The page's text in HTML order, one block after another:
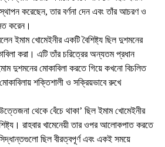
করেছেন, তার বর্ণনা দেন এবং তাঁর আচরণ ও
করেন।
ইমাম খোমেইনীর একটি বৈশিষ্ট্য ছিল দুশমনের
করা। এটি তাঁর চরিত্রের অন্যতম প্রধান
দুশমনের মোকাবিলা করতে গিয়ে কখনো বিচলিত
শক্তিশালী ও সক্রিয়ভাবে রুখে
থেকে বেঁচে থাকা’ ছিল ইমাম খোমেইনীর
রাহবার খামেনেয়ী তার ওপর আলোকপাত করতে
ছিল বীরত্বপূর্ণ এবং একই সময়ে